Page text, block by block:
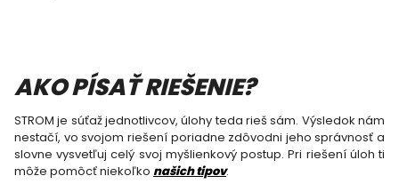
AKO PÍSAŤ RIEŠENIE?
STROM je súťaž jednotlivcov, úlohy teda rieš sám. Výsledok nám
nestačí, vo svojom riešení poriadne zdôvodni jeho správnosť a
slovne vysvetľuj celý svoj myšlienkový postup. Pri riešení úloh ti
môže pomôcť niekoľko našich tipov.